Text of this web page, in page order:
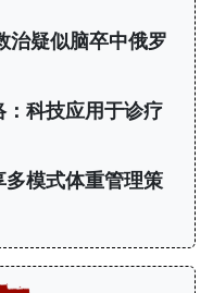
治疑似脑卒中俄罗
科技应用于诊疗
模式体重管理策